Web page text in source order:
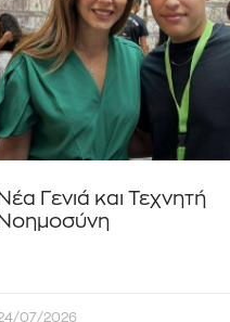
Νέα Γενιά και Τεχνητή
Νοημοσύνη
07/2026